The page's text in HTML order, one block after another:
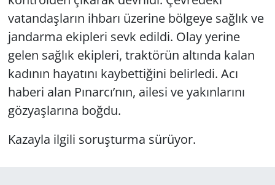
vatandaşların ihbarı üzerine bölgeye sağlık ve
jandarma ekipleri sevk edildi. Olay yerine
gelen sağlık ekipleri, traktörün altında kalan
kadının hayatını kaybettiğini belirledi. Acı
haberi alan Pınarcı’nın, ailesi ve yakınlarını
gözyaşlarına boğdu.
Kazayla ilgili soruşturma sürüyor.